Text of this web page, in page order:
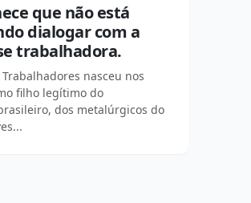
que não está
dialogar com a
trabalhadora.
nasceu nos
filho legítimo do
dos metalúrgicos do